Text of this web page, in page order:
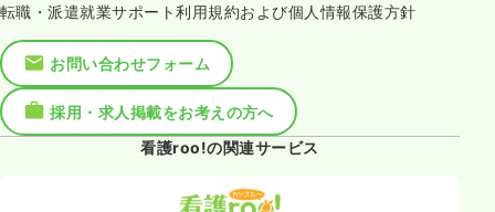
転職・派遣就業サポート利用規約および個人情報保護方針
お問い合わせフォーム
採用・求人掲載をお考えの方へ
看護roo!の関連サービス